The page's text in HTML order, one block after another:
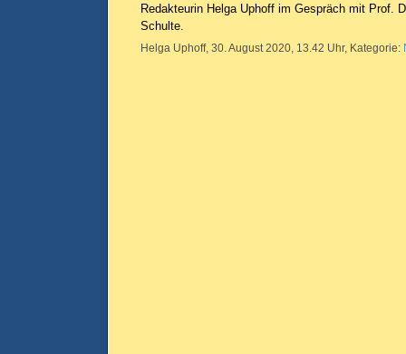
Redakteurin Helga Uphoff im Gespräch mit Prof.
Schulte.
Helga Uphoff, 30. August 2020, 13.42 Uhr, Kategorie: